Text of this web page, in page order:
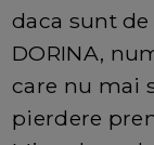
daca sunt
DORINA,
care nu mai
pierdere